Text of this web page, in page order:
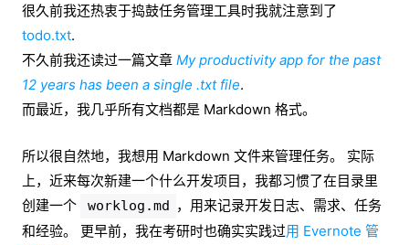
很久前我还热衷于捣鼓任务管理工具时我就注意到了
todo.txt.
不久前我还读过一篇文章 My productivity app for the past
12 years has been a single .txt file.
而最近，我几乎所有文档都是 Markdown 格式。
所以很自然地，我想用 Markdown 文件来管理任务。 实际
上，近来每次新建一个什么开发项目，我都习惯了在目录里
创建一个
worklog.md ，用来记录开发日志、需求、任务
和经验。 更早前，我在考研时也确实实践过用 Evernote 管